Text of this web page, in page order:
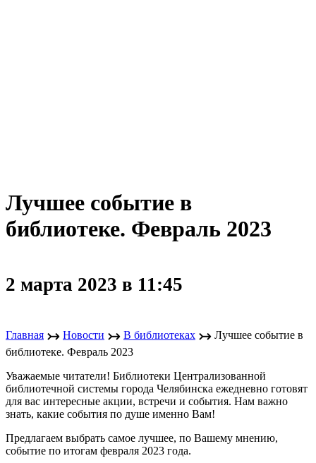
Лучшее событие в
библиотеке. Февраль 2023
2 марта 2023 в 11:45
Главная ↣ Новости ↣ В библиотеках ↣ Лучшее событие в
библиотеке. Февраль 2023
Уважаемые читатели! Библиотеки Централизованной
библиотечной системы города Челябинска ежедневно готовят
для вас интересные акции, встречи и события. Нам важно
знать, какие события по душе именно Вам!
Предлагаем выбрать самое лучшее, по Вашему мнению,
событие по итогам февраля 2023 года.